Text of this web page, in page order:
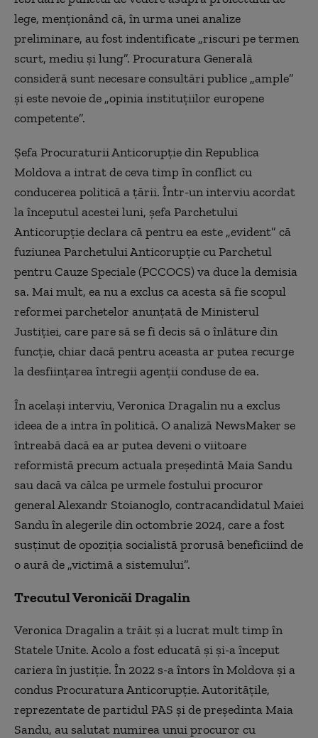
lege, menţionând că, în urma unei analize
preliminare, au fost indentificate „riscuri pe termen
scurt, mediu şi lung”. Procuratura Generală
consideră sunt necesare consultări publice „ample”
şi este nevoie de „opinia instituţiilor europene
competente”.
Şefa Procuraturii Anticorupţie din Republica
Moldova a intrat de ceva timp în conflict cu
conducerea politică a ţării. Într-un interviu acordat
la începutul acestei luni, şefa Parchetului
Anticorupţie declara că pentru ea este „evident” că
fuziunea Parchetului Anticorupţie cu Parchetul
pentru Cauze Speciale (PCCOCS) va duce la demisia
sa. Mai mult, ea nu a exclus ca acesta să fie scopul
reformei parchetelor anunţată de Ministerul
Justiţiei, care pare să se fi decis să o înlăture din
funcţie, chiar dacă pentru aceasta ar putea recurge
la desfiinţarea întregii agenţii conduse de ea.
În acelaşi interviu, Veronica Dragalin nu a exclus
ideea de a intra în politică. O analiză NewsMaker se
întreabă dacă ea ar putea deveni o viitoare
reformistă precum actuala preşedintă Maia Sandu
sau dacă va călca pe urmele fostului procuror
general Alexandr Stoianoglo, contracandidatul Maiei
Sandu în alegerile din octombrie 2024, care a fost
susţinut de opoziţia socialistă prorusă beneficiind de
o aură de „victimă a sistemului”.
Trecutul Veronicăi Dragalin
Veronica Dragalin a trăit şi a lucrat mult timp în
Statele Unite. Acolo a fost educată şi şi-a început
cariera în justiţie. În 2022 s-a întors în Moldova şi a
condus Procuratura Anticorupţie. Autorităţile,
reprezentate de partidul PAS şi de preşedinta Maia
Sandu, au salutat numirea unui procuror cu